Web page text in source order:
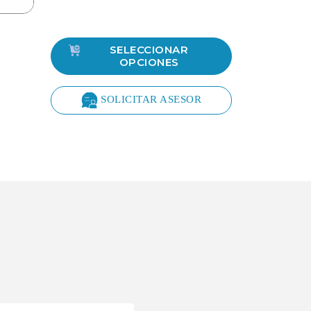
SELECCIONAR
OPCIONES
SOLICITAR ASESOR